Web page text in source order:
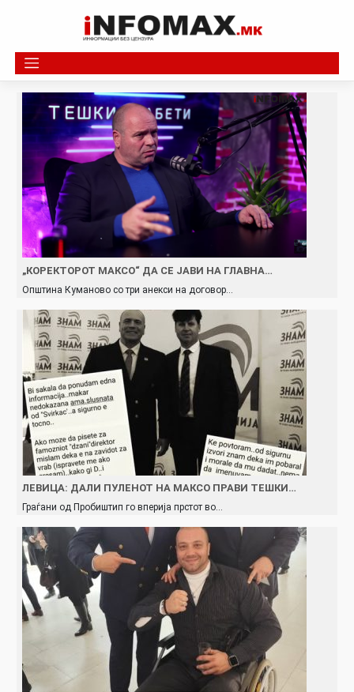
„КОРЕКТОРОТ МАКСО“ ДА СЕ ЈАВИ НА ГЛАВНА…
Општина Куманово со три анекси на договор…
ЛЕВИЦА: ДАЛИ ПУЛЕНОТ НА МАКСО ПРАВИ ТЕШКИ…
Граѓани од Пробиштип го вперија прстот во…